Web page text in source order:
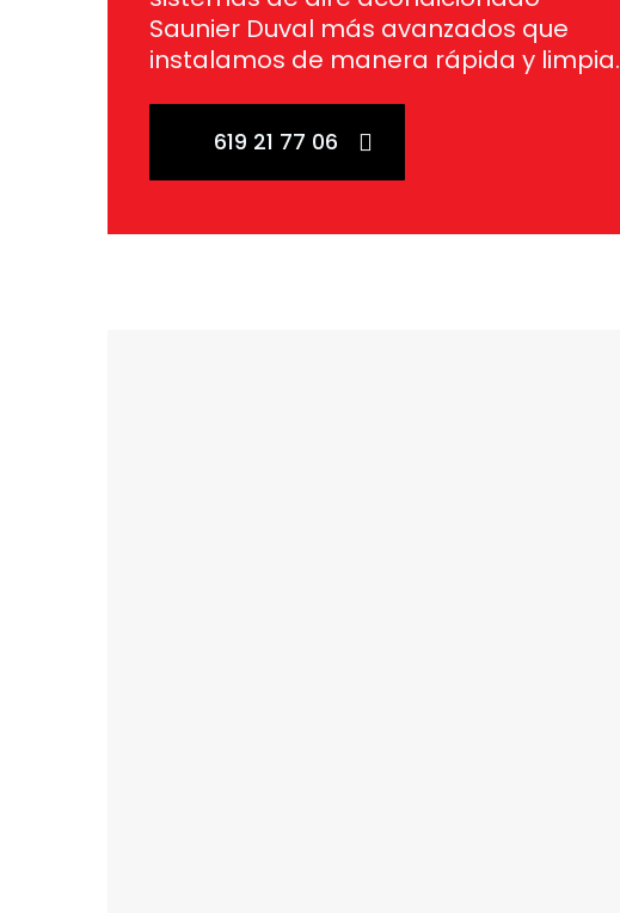
Saunier Duval más avanzados que
instalamos de manera rápida y limpia.
619 21 77 06